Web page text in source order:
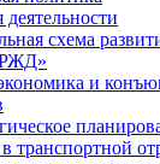
схема
и
транспортной